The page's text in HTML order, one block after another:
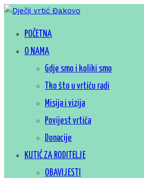
Skip
content
Dječji vrtić Đakovo
Za sretno djetinjstvo
POČETNA
O NAMA
Gdje smo i koliki smo
Tko što u vrtiću radi
Misija i vizija
Povijest vrtića
Donacije
KUTIĆ ZA RODITELJE
OBAVIJESTI